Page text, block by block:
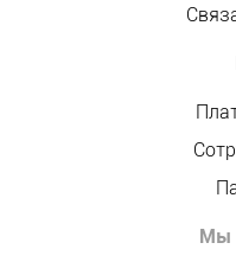
Мы